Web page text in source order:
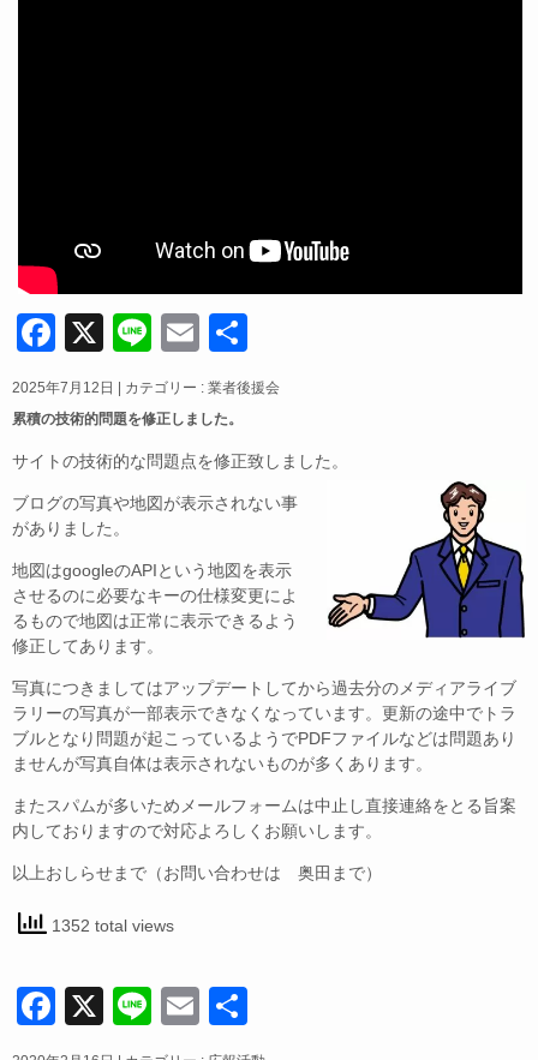
F
a
c
e
b
o
o
k
X
Li
n
e
E
m
ail
有
2025年7月12日 カテゴリー : 業者後援会
累積の技術的問題を修正しました。
サイトの技術的な問題点を修正致しました。
ブログの写真や地図が表示されない事
がありました。
地図はgoogleのAPIという地図を表示
させるのに必要なキーの仕様変更によ
るもので地図は正常に表示できるよう
修正してあります。
写真につきましてはアップデートしてから過去分のメディアライブ
ラリーの写真が一部表示できなくなっています。更新の途中でトラ
ブルとなり問題が起こっているようでPDFファイルなどは問題あり
ませんが写真自体は表示されないものが多くあります。
またスパムが多いためメールフォームは中止し直接連絡をとる旨案
内しておりますので対応よろしくお願いします。
以上おしらせまで（お問い合わせは 奥田まで）
1352 total views
F
a
X
Li
n
E
m 有